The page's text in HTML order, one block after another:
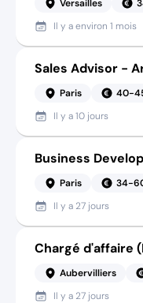
Versailles
Il y aenviron 1 mois
Sales Advisor -
Paris
40-
Il y a10 jours
Business
Paris
34-
Il y a 27 jours
Chargé d'affaire
Aubervilliers
Il y a 27 jours